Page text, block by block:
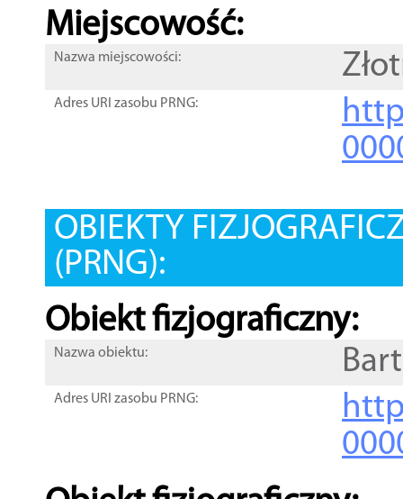
Miejscowość:
Nazwa miejscowości:
Adres URI zasobu PRNG:
OBIEKTY
(PRNG):
Obiekt fizjograficzny:
Nazwa obiektu:
Adres URI zasobu PRNG: